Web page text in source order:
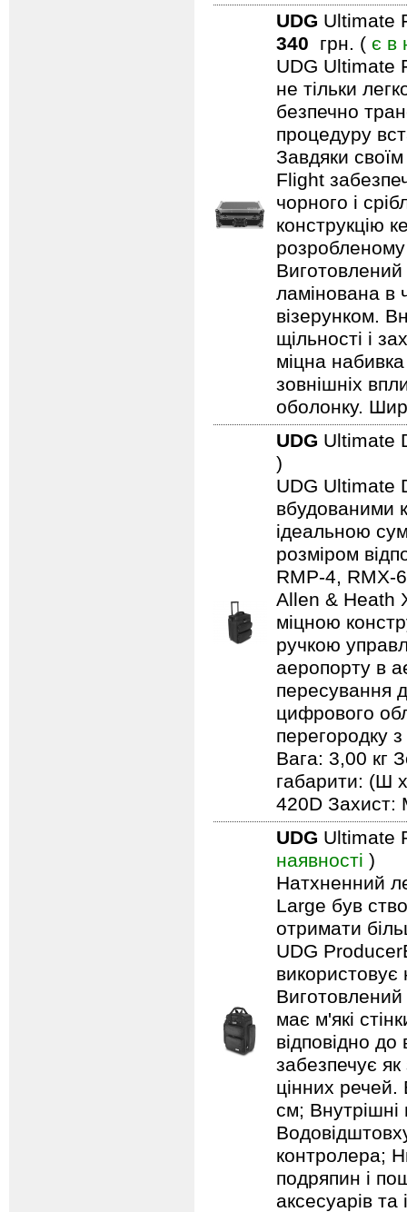
UDG Ultimate
340 грн. ( є в
UDG Ultimate
не тільки
безпечно
процедуру
Завдяки
Flight
чорного і
конструкцію
ламінована в
візерунком.
щільності і
міцна
зовнішніх
оболонку.
UDG Ultimate
)
UDG Ultimate
вбудованими
ідеальною
розміром
RMP-4, RMX-
Allen & Heath
міцною
ручкою
аеропорту в
пересування
цифрового
перегородку
Вага: 3,00 кг
габарити: (Ш
420D Захист:
UDG Ultimate
наявності )
Натхненний
Large був
отримати
UDG
має м'які
відповідно
забезпечує
цінних
см;
контролера;
подряпин і
аксесуарів